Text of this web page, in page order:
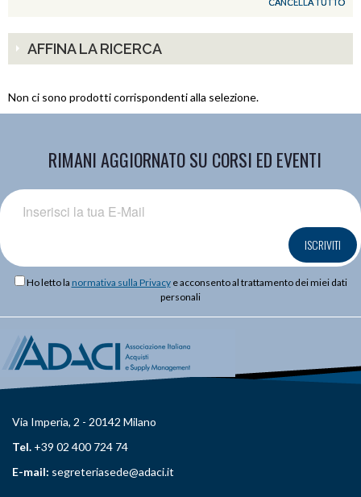
AFFINA LA RICERCA
Non ci sono prodotti corrispondenti alla selezione.
RIMANI AGGIORNATO SU CORSI ED EVENTI
ISCRIVITI
Ho letto la normativa sulla Privacye acconsento al trattamento dei miei dati
personali
Via Imperia, 2 - 20142 Milano
Tel. +39 02 400 724 74
E-mail: segreteriasede@adaci.it